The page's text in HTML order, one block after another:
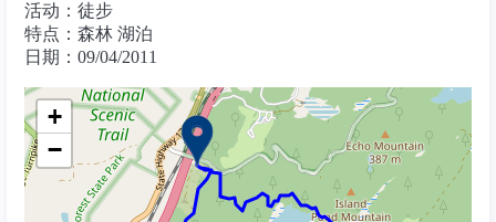
活动：徒步
特点：森林 湖泊
日期：09/04/2011
+
−